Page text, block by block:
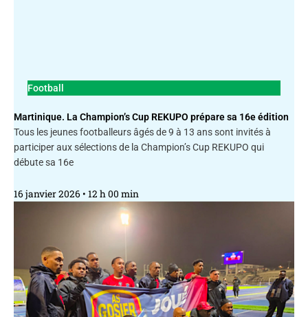
Football
Martinique. La Champion’s Cup REKUPO prépare sa 16e édition
Tous les jeunes footballeurs âgés de 9 à 13 ans sont invités à
participer aux sélections de la Champion’s Cup REKUPO qui
débute sa 16e
16 janvier 2026 12 h 00 min